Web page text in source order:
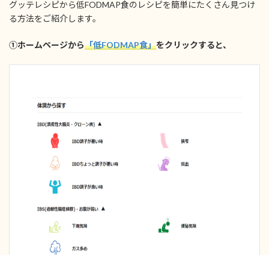
グッテレシピから低FODMAP食のレシピを簡単にたくさん見つけ
る方法をご紹介します。
①ホームページから「低FODMAP食」をクリックすると、